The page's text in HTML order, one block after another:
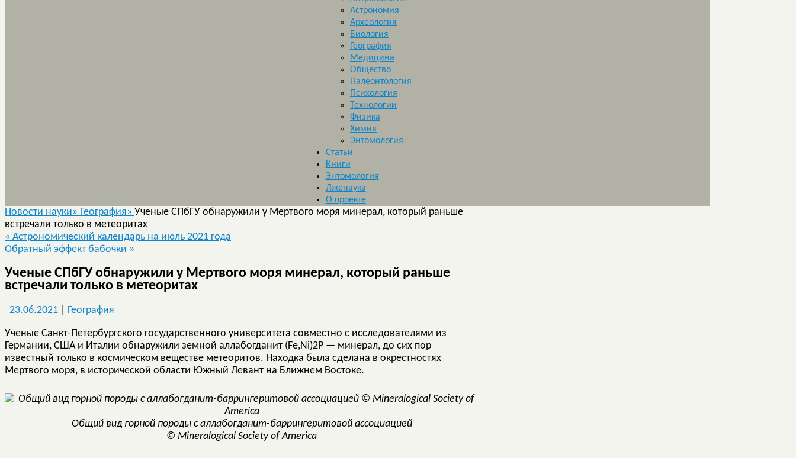
Астрономия
Археология
Биология
География
Медицина
Общество
Палеонтология
Психология
Технологии
Физика
Химия
Энтомология
Статьи
Книги
Энтомология
Лженаука
О проекте
Новости науки» География» Ученые СПбГУ обнаружили у Мертвого моря минерал, который раньше
встречали только в метеоритах
« Астрономический календарь на июль 2021 года
Обратный эффект бабочки »
Ученые СПбГУ обнаружили у Мертвого моря минерал, который раньше
встречали только в метеоритах
23.06.2021 География
Ученые Санкт-Петербургского государственного университета совместно с исследователями из
Германии, США и Италии обнаружили земной аллабогданит (Fe,Ni)2P — минерал, до сих пор
известный только в космическом веществе метеоритов. Находка была сделана в окрестностях
Мертвого моря, в исторической области Южный Левант на Ближнем Востоке.
Общий вид горной породы с аллабогданит-баррингеритовой ассоциацией
© Mineralogical Society of America